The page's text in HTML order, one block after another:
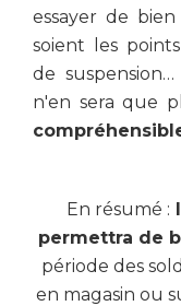
essayer de
soient les
de
n'en sera que
En résumé :
permettra de
période des
en magasin ou